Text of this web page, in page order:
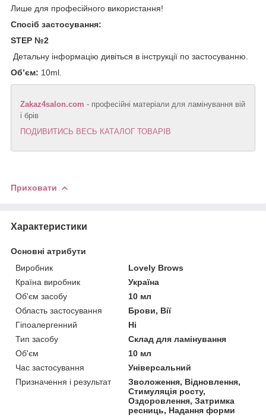
Лише для професійного використання!
Спосіб застосування:
STEP №2
Детальну інформацію дивіться в інструкції по застосуванню.
Об’єм: 10ml.
Zakaz4salon.com - професійні матеріали для ламінування вій
і брів
ПОДИВИТИСЬ ВЕСЬ КАТАЛОГ ТОВАРІВ
Приховати
Характеристики
Основні атрибути
Виробник
Lovely Brows
Країна виробник
Україна
Об'єм засобу
10 мл
Область застосування
Брови, Вії
Гіпоалергенний
Ні
Тип засобу
Склад для ламінування
Об'єм
10 мл
Час застосування
Універсальний
Призначення і результат
Зволоження, Відновлення,
Стимуляція росту,
Оздоровлення, Затримка
ресниць, Надання форми